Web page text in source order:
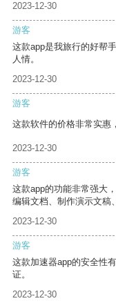
2023-12-30
游客
这款app是我旅行的好帮
人情。
2023-12-30
游客
这款软件的价格非常实惠
2023-12-30
游客
这款app的功能非常强大
编辑文档、制作演示文稿
2023-12-30
游客
这款加速器app的安全性
证。
2023-12-30